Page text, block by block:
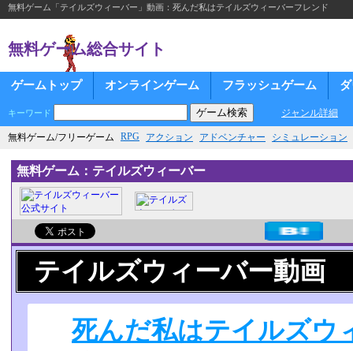
無料ゲーム「テイルズウィーバー」動画：死んだ私はテイルズウィーバーフレンド
無料ゲーム総合サイト
ゲームトップ オンラインゲーム フラッシュゲーム
キーワード ジャンル詳細
無料ゲーム/フリーゲーム RPG アクション アドベンチャー シミュレーション
無料ゲーム：テイルズウィーバー
テイルズウィーバー動画
死んだ私はテイルズウ